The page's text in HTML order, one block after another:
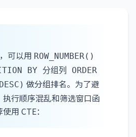
可以用 ROW_NUMBER()
BY 分组列 ORDER
做分组排名。为了避
行顺序混乱和筛选窗口函
用 CTE：